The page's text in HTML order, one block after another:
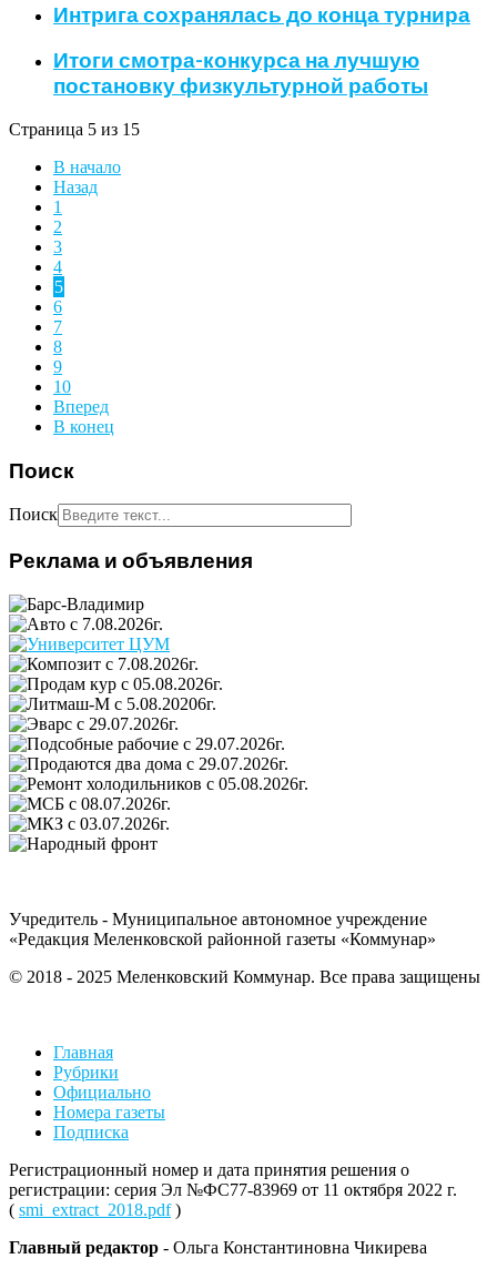
Интрига сохранялась до конца турнира
Итоги смотра-конкурса на лучшую
постановку физкультурной работы
Страница 5 из 15
В начало
Назад
1
2
3
4
5
6
7
8
9
10
Вперед
В конец
Поиск
Поиск
Реклама и объявления
Учредитель - Муниципальное автономное учреждение
«Редакция Меленковской районной газеты «Коммунар»
© 2018 - 2025 Меленковский Коммунар. Все права защищены
Главная
Рубрики
Официально
Номера газеты
Подписка
Регистрационный номер и дата принятия решения о
регистрации: серия Эл №ФС77-83969 от 11 октября 2022 г.
( smi_extract_2018.pdf)
Главный редактор - Ольга Константиновна Чикирева